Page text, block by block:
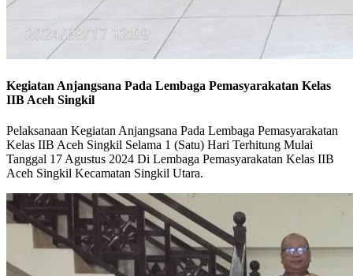
Kegiatan Anjangsana Pada Lembaga Pemasyarakatan Kelas
IIB Aceh Singkil
Pelaksanaan Kegiatan Anjangsana Pada Lembaga Pemasyarakatan
Kelas IIB Aceh Singkil Selama 1 (Satu) Hari Terhitung Mulai
Tanggal 17 Agustus 2024 Di Lembaga Pemasyarakatan Kelas IIB
Aceh Singkil Kecamatan Singkil Utara.